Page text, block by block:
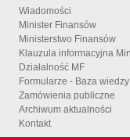
Wiadomości
Minister Finansów
Ministerstwo Finansów
Klauzula informacyjna
Działalność MF
Formularze - Baza wiedzy
Zamówienia publiczne
Archiwum aktualności
Kontakt